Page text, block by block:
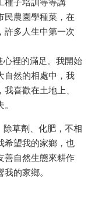
種子培訓等等講
民農園學種菜，在
許多人生中第一次
裡的滿足。我開始
自然的相處中，我
喜歡在土地上、
草劑、化肥，不相
希望我的家鄉，也
善自然生態來耕作
的家鄉。